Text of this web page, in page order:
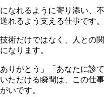
なれるように寄り添い、
れるよう支える仕事です。
術だけではなく、人との
なります。
りがとう」「あなたに診
ただける瞬間は、この仕
いです。